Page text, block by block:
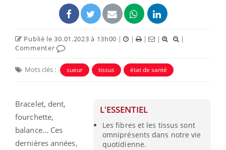
Publié le 30.01.2023 à 13h00 | | | |
|
Commenter
Mots clés : sueur tissus état de santé
L'ESSENTIEL
Les fibres et les tissus sont
omniprésents dans notre vie
quotidienne.
Bracelet, dent,
fourchette,
balance… Ces
dernières années,